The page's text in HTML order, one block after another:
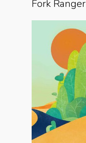
Fork Ranger